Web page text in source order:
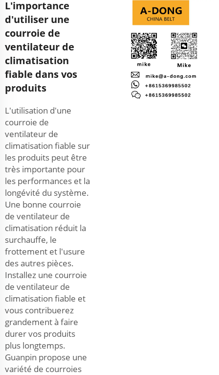
L'importance
d'utiliser une
courroie de
ventilateur de
climatisation
fiable dans vos
produits
L'utilisation d'une
courroie de
ventilateur de
climatisation fiable sur
les produits peut être
très importante pour
les performances et la
longévité du système.
Une bonne courroie
de ventilateur de
climatisation réduit la
surchauffe, le
frottement et l'usure
des autres pièces.
Installez une courroie
de ventilateur de
climatisation fiable et
vous contribuerez
grandement à faire
durer vos produits
plus longtemps.
Guanpin propose une
variété de courroies